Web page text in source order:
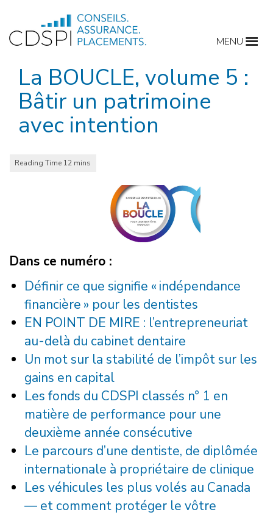
content
MENU
La BOUCLE, volume 5 :
Bâtir un patrimoine
avec intention
Dans ce numéro :
Définir ce que signifie « indépendance
financière » pour les dentistes
EN POINT DE MIRE : l’entrepreneuriat
au-delà du cabinet dentaire
Un mot sur la stabilité de l’impôt sur les
gains en capital
Les fonds du CDSPI classés n° 1 en
matière de performance pour une
deuxième année consécutive
Le parcours d’une dentiste, de diplômée
internationale à propriétaire de clinique
Les véhicules les plus volés au Canada
— et comment protéger le vôtre